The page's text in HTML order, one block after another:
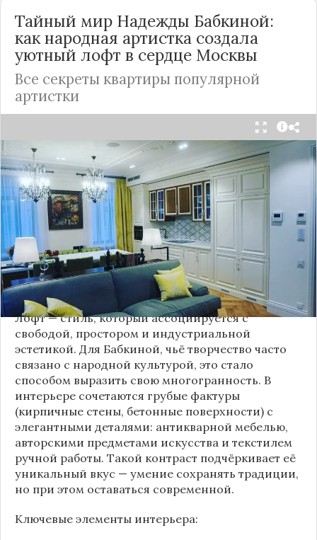
Тайный мир Надежды Бабкиной:
как народная артистка создала
уютный лофт в сердце Москвы
Все секреты квартиры популярной
артистки
Народная артисткаРоссииНадежда Бабкина,
известная своей любовью к традиционному
стилю и народной эстетике, удивила
поклонников, выбрав для своей новой
московской квартиры современный стиль лофт.
Это решение стало настоящим откровением,
демонстрирующим её умение сочетать классику
и актуальные тенденции. Подробности о
проекте раскрывает канал “DOMEO | РЕМОНТ
КВАРТИР | НЕДВИЖИМОСТЬ” 2.
Лофт — стиль, который ассоциируется с
свободой, простором и индустриальной
эстетикой. Для Бабкиной, чьё творчество часто
связано с народной культурой, это стало
способом выразить свою многогранность. В
интерьере сочетаются грубые фактуры
(кирпичные стены, бетонные поверхности) с
элегантными деталями: антикварной мебелью,
авторскими предметами искусства и текстилем
ручной работы. Такой контраст подчёркивает её
уникальный вкус — умение сохранять традиции,
но при этом оставаться современной.
Ключевые элементы интерьера: